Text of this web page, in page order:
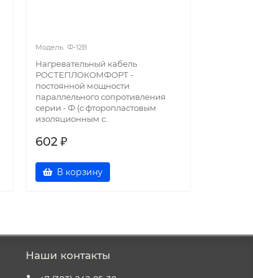
Ф-12В
Нагревательный кабель
РОСТЕПЛОКОМФОРТ -
постоянной мощности
параллельного сопротивления
серии - Ф (с фторопластовым
изоляционным с..
602 ₽
В корзину
Наши контакты